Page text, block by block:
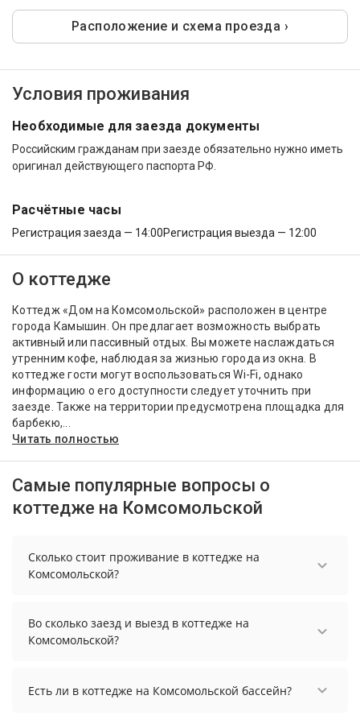
Расположение и схема проезда ›
Условия проживания
Необходимые для заезда документы
Российским гражданам при заезде обязательно нужно иметь
оригинал действующего паспорта РФ.
Расчётные часы
Регистрация заезда — 14:00Регистрация выезда — 12:00
О коттедже
Коттедж «Дом на Комсомольской» расположен в центре
города Камышин. Он предлагает возможность выбрать
активный или пассивный отдых. Вы можете наслаждаться
утренним кофе, наблюдая за жизнью города из окна. В
коттедже гости могут воспользоваться Wi-Fi, однако
информацию о его доступности следует уточнить при
заезде. Также на территории предусмотрена площадка для
барбекю,...
Читать полностью
Самые популярные вопросы о
коттедже на Комсомольской
Сколько стоит проживание в коттедже на
Комсомольской?
в коттедже на Комсомольской, выберите нужные
даты и количество гостей.
Во сколько заезд и выезд в коттедже на
Комсомольской?
осуществить до 12:00.
Есть ли в коттедже на Комсомольской бассейн?